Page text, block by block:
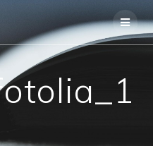
contenu